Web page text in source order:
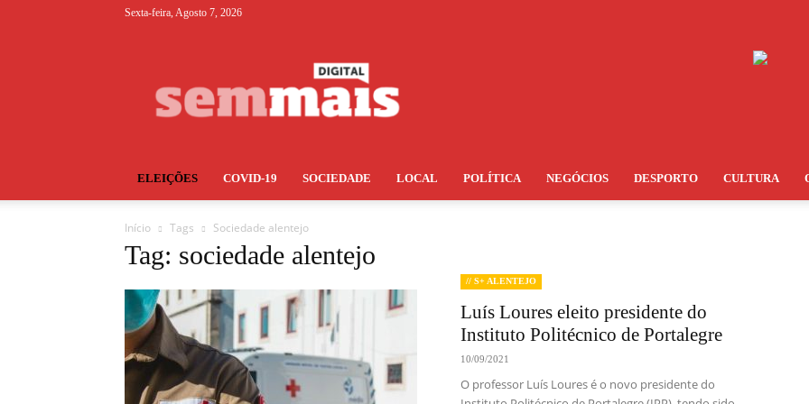
Sexta-feira, Agosto 7, 2026
ELEIÇÕES COVID-19 SOCIEDADE LOCAL POLÍTICA NEGÓCIOS DESPORTO CULTURA
Início Tags Sociedade alentejo
Tag: sociedade alentejo
// S+ ALENTEJO
Luís Loures eleito presidente do
Instituto Politécnico de Portalegre
10/09/2021
O professor Luís Loures é o novo presidente do